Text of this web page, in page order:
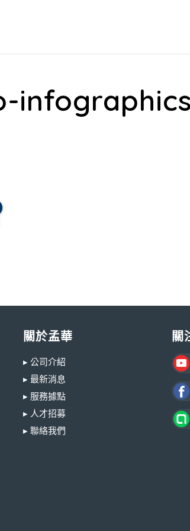
關於孟華
▸ 公司介紹
▸ 最新消息
▸ 服務據點
▸ 人才招募
▸ 聯絡我們
關